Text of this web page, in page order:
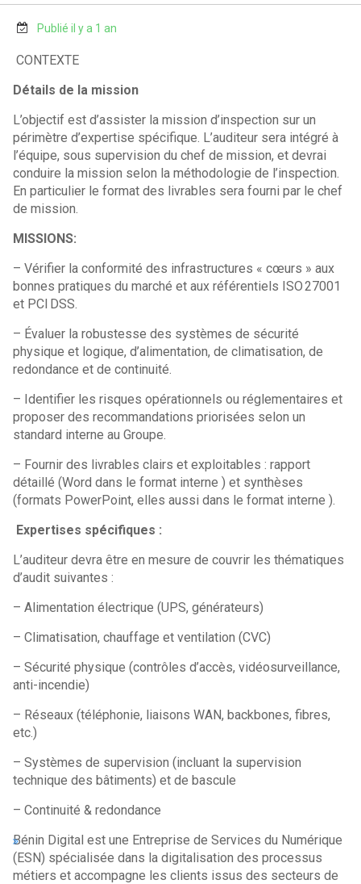
Publié il y a 1 an
CONTEXTE
Détails de la mission
L’objectif est d’assister la mission d’inspection sur un
périmètre d’expertise spécifique. L’auditeur sera intégré à
l’équipe, sous supervision du chef de mission, et devrai
conduire la mission selon la méthodologie de l’inspection.
En particulier le format des livrables sera fourni par le chef
de mission.
MISSIONS:
– Vérifier la conformité des infrastructures « cœurs » aux
bonnes pratiques du marché et aux référentiels ISO 27001
et PCI DSS.
– Évaluer la robustesse des systèmes de sécurité
physique et logique, d’alimentation, de climatisation, de
redondance et de continuité.
– Identifier les risques opérationnels ou réglementaires et
proposer des recommandations priorisées selon un
standard interne au Groupe.
– Fournir des livrables clairs et exploitables : rapport
détaillé (Word dans le format interne ) et synthèses
(formats PowerPoint, elles aussi dans le format interne ).
Expertises spécifiques :
L’auditeur devra être en mesure de couvrir les thématiques
d’audit suivantes :
– Alimentation électrique (UPS, générateurs)
– Climatisation, chauffage et ventilation (CVC)
– Sécurité physique (contrôles d’accès, vidéosurveillance,
anti-incendie)
– Réseaux (téléphonie, liaisons WAN, backbones, fibres,
etc.)
– Systèmes de supervision (incluant la supervision
technique des bâtiments) et de bascule
– Continuité & redondance
Bénin Digital est une Entreprise de Services du Numérique
(ESN) spécialisée dans la digitalisation des processus
métiers et accompagne les clients issus des secteurs de